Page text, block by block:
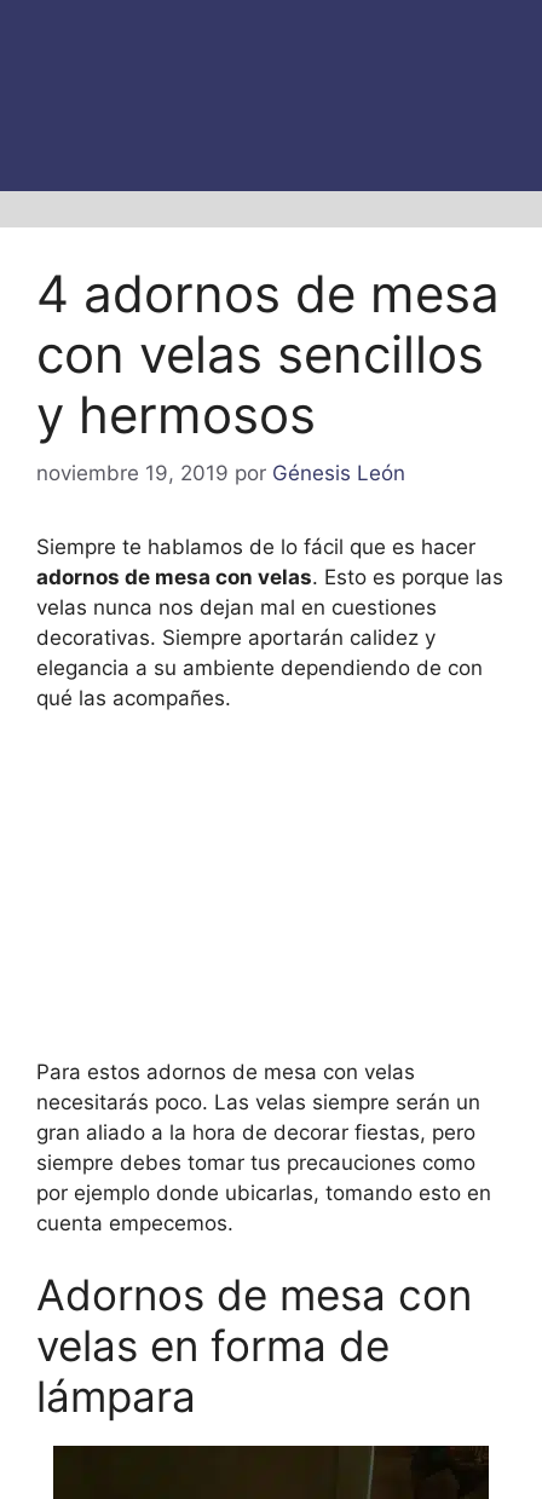
4 adornos de mesa
con velas sencillos
y hermosos
noviembre 19, 2019 por Génesis León
Siempre te hablamos de lo fácil que es hacer
adornos de mesa con velas. Esto es porque las
velas nunca nos dejan mal en cuestiones
decorativas. Siempre aportarán calidez y
elegancia a su ambiente dependiendo de con
qué las acompañes.
Para estos adornos de mesa con velas
necesitarás poco. Las velas siempre serán un
gran aliado a la hora de decorar fiestas, pero
siempre debes tomar tus precauciones como
por ejemplo donde ubicarlas, tomando esto en
cuenta empecemos.
Adornos de mesa con
velas en forma de
lámpara